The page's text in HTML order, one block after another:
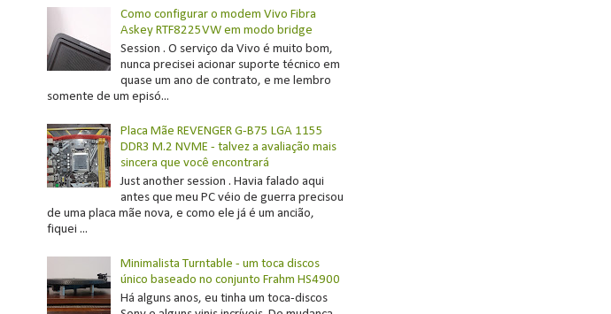
Como configurar o modem Vivo Fibra
Askey RTF8225VW em modo bridge
Session . O serviço da Vivo é muito bom,
nunca precisei acionar suporte técnico em
quase um ano de contrato, e me lembro
somente de um episó...
Placa Mãe REVENGER G-B75 LGA 1155
DDR3 M.2 NVME - talvez a avaliação mais
sincera que você encontrará
Just another session . Havia falado aqui
antes que meu PC véio de guerra precisou
de uma placa mãe nova, e como ele já é um ancião,
fiquei ...
Minimalista Turntable - um toca discos
único baseado no conjunto Frahm HS4900
Há alguns anos, eu tinha um toca-discos